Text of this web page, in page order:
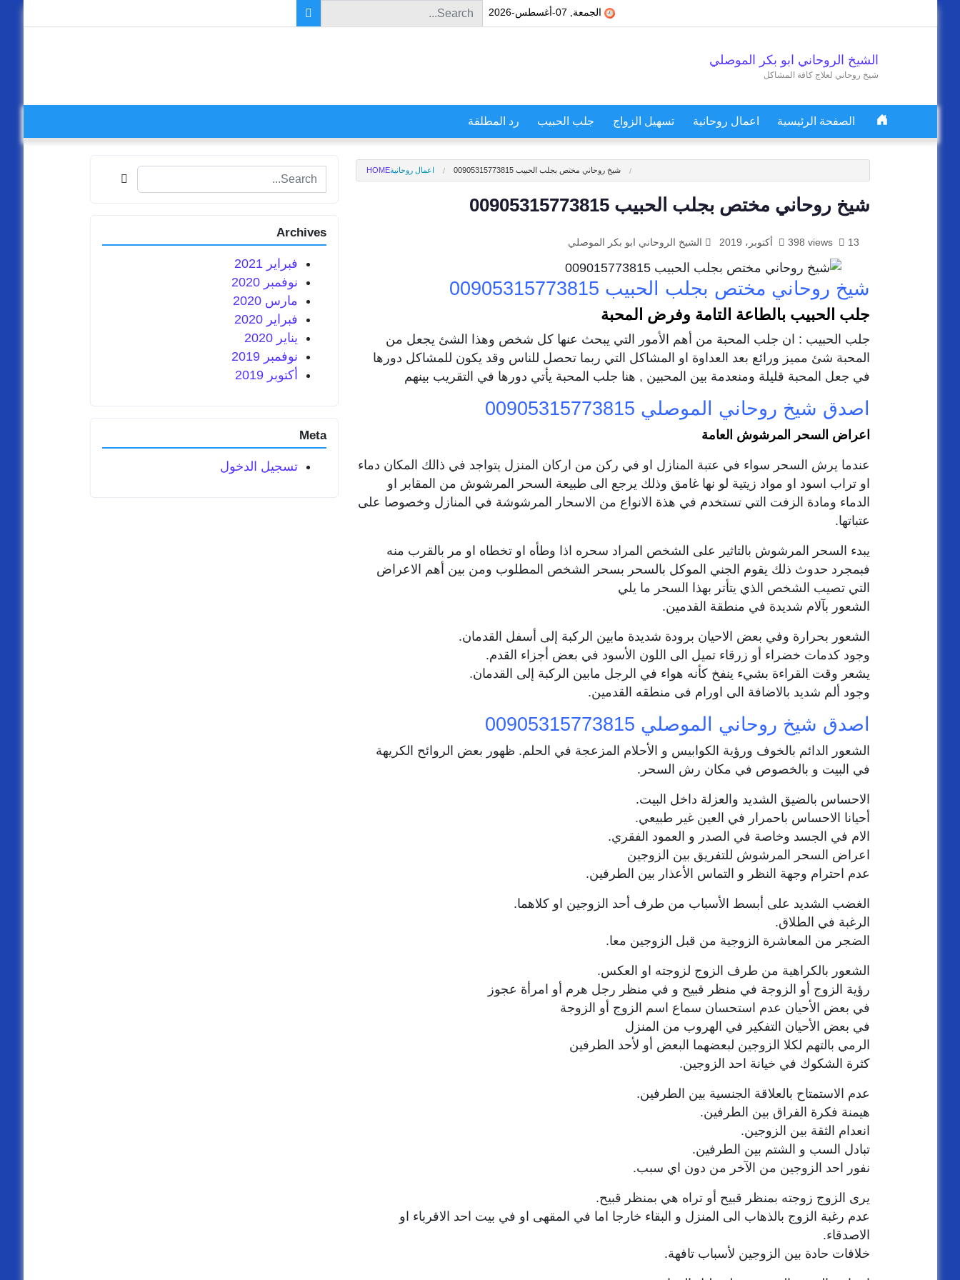
Skip to content الجمعة, 07-أغسطس-2026
Search for:
الشيخ الروحاني ابو بكر الموصلي
شيخ روحاني لعلاج كافة المشاكل
Main Navigation
الصفحة الرئيسية اعمال روحانية تسهيل الزواج جلب الحبيب رد المطلقة
HOMEاعمال روحانية شيخ روحاني مختص بجلب الحبيب 00905315773815
شيخ روحاني مختص بجلب الحبيب 00905315773815
398 views 13 أكتوبر، 2019 الشيخ الروحاني ابو بكر الموصلي
شيخ روحاني مختص بجلب الحبيب 00905315773815
جلب الحبيب بالطاعة التامة وفرض المحبة
جلب الحبيب : ان جلب المحبة من أهم الأمور التي يبحث عنها كل شخص وهذا الشئ يجعل من
المحبة شئ مميز ورائع بعد العداوة او المشاكل التي ربما تحصل للناس وقد يكون للمشاكل دورها
في جعل المحبة قليلة ومنعدمة بين المحبين , هنا جلب المحبة يأتي دورها في التقريب بينهم
اصدق شيخ روحاني الموصلي 00905315773815
اعراض السحر المرشوش العامة
عندما يرش السحر سواء في عتبة المنازل او في ركن من اركان المنزل يتواجد في ذالك المكان دماء
او تراب اسود او مواد زيتية لو نها غامق وذلك يرجع الى طبيعة السحر المرشوش من المقابر او
الدماء ومادة الزفت التي تستخدم في هذة الانواع من الاسحار المرشوشة في المنازل وخصوصا على
عتباتها.
يبدء السحر المرشوش بالتاثير علی الشخص المراد سحره اذا وطأه او تخطاه او مر بالقرب منه
فبمجرد حدوث ذلك يقوم الجني الموكل بالسحر بسحر الشخص المطلوب ومن بين أهم الاعراض
التي تصيب الشخص الذي يتأتر بهذا السحر ما يلي
الشعور بآلام شديدة في منطقة القدمين.
الشعور بحرارة وفي بعض الاحيان برودة شديدة مابين الركبة إلى أسفل القدمان.
وجود كدمات خضراء أو زرقاء تميل الى اللون الأسود في بعض أجزاء القدم.
يشعر وقت القراءة بشيء ينفخ كأنه هواء في الرجل مابين الركبة إلى القدمان.
وجود ألم شديد بالاضافة الى اورام فى منطقه القدمين.
اصدق شيخ روحاني الموصلي 00905315773815
الشعور الدائم بالخوف ورؤية الكوابيس و الأحلام المزعجة في الحلم. ظهور بعض الروائح الكريهة
في البيت و بالخصوص في مكان رش السحر.
الاحساس بالضيق الشديد والعزلة داخل البيت.
أحيانا الاحساس باحمرار في العين غير طبيعي.
الام في الجسد وخاصة في الصدر و العمود الفقري.
اعراض السحر المرشوش للتفريق بين الزوجين
عدم احترام وجهة النظر و التماس الأعذار بين الطرفين.
الغضب الشديد على أبسط الأسباب من طرف أحد الزوجين او كلاهما.
الرغبة في الطلاق.
الضجر من المعاشرة الزوجية من قبل الزوجين معا.
الشعور بالكراهية من طرف الزوج لزوجته او العكس.
رؤية الزوج أو الزوجة في منظر قبيح و في منظر رجل هرم أو امرأة عجوز
في بعض الأحيان عدم استحسان سماع اسم الزوج أو الزوجة
في بعض الأحيان التفكير في الهروب من المنزل
الرمي بالتهم لكلا الزوجين لبعضهما البعض أو لأحد الطرفين
كثرة الشكوك في خيانة احد الزوجين.
عدم الاستمتاح بالعلاقة الجنسية بين الطرفين.
هيمنة فكرة الفراق بين الطرفين.
انعدام الثقة بين الزوجين.
تبادل السب و الشتم بين الطرفين.
نفور احد الزوجين من الآخر من دون اي سبب.
يرى الزوج زوجته بمنظر قبيح أو تراه هي بمنظر قبيح.
عدم رغبة الزوج بالذهاب الى المنزل و البقاء خارجا اما في المقهى او في بيت احد الاقرباء او
الاصدقاء.
خلافات حادة بين الزوجين لأسباب تافهة.
Search for:
Archives
فبراير 2021
نوفمبر 2020
مارس 2020
فبراير 2020
يناير 2020
نوفمبر 2019
أكتوبر 2019
Meta
تسجيل الدخول